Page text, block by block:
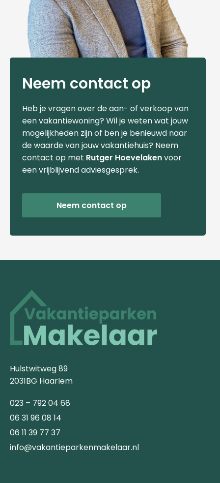
Neem contact op
Heb je vragen over de aan- of verkoop van
een vakantiewoning? Wil je weten wat jouw
mogelijkheden zijn of ben je benieuwd naar
de waarde van jouw vakantiehuis? Neem
contact op met Rutger Hoevelakenvoor
een vrijblijvend adviesgesprek.
Neem contact op
Hulstwitweg 89
2031BG Haarlem
023 – 792 04 68
06 31 96 08 14
06 11 39 77 37
info@vakantieparkenmakelaar.nl